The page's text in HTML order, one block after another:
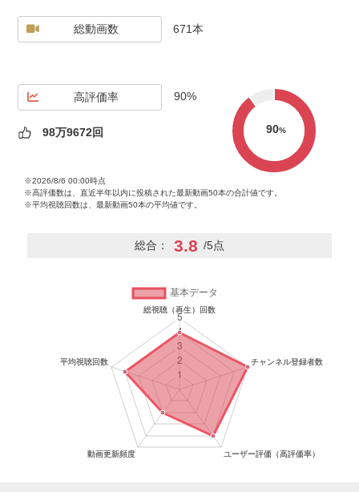
得する理由があれば可）
場合には許可を得てから使用して下さい。
連絡先はツイッター垢@korekore19のDMにて！
※コレコレの切り抜きチャンネルは私が管理して
いるものではありません。ご要望がある方は各チ
ャンネルに問い合わせ下さい。
総動画数 671本
高評価率 90%
98万9672回 90%
※2026/8/6 00:00時点
※高評価数は、直近半年以内に投稿された最新動画50本の合計値です。
※平均視聴回数は、最新動画50本の平均値です。
総合： 3.8 /5点